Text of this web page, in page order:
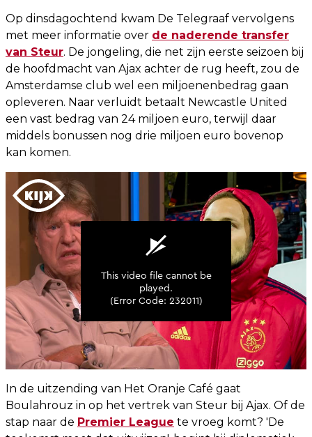
Op dinsdagochtend kwam De Telegraaf vervolgens
met meer informatie over de naderende transfer
van Steur. De jongeling, die net zijn eerste seizoen bij
de hoofdmacht van Ajax achter de rug heeft, zou de
Amsterdamse club wel een miljoenenbedrag gaan
opleveren. Naar verluidt betaalt Newcastle United
een vast bedrag van 24 miljoen euro, terwijl daar
middels bonussen nog drie miljoen euro bovenop
kan komen.
In de uitzending van Het Oranje Café gaat
Boulahrouz in op het vertrek van Steur bij Ajax. Of de
stap naar de Premier League te vroeg komt? 'De